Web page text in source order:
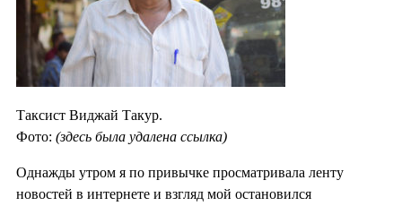
Таксист Виджай Такур.
Фото: (здесь была удалена ссылка)
Однажды утром я по привычке просматривала ленту
новостей в интернете и взгляд мой остановился